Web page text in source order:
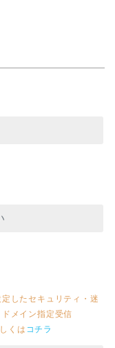
したセキュリティ・迷
メイン指定受信
くは コチラ